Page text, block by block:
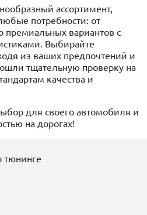
ассортимент,
потребности: от
премиальных вариантов с
Выбирайте
из ваших предпочтений и
тщательную проверку на
качества и
для своего автомобиля и
на дорогах!
тюнинге